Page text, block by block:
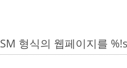
형식의 웹페이지를